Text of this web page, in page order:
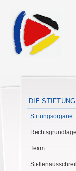
DIE STIFTUNG
Stiftungsorgane
Team